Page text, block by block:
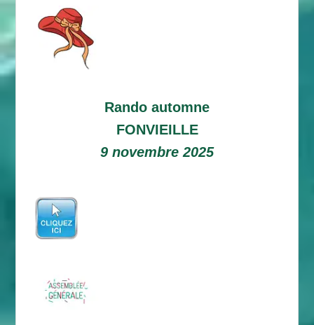
Rando automne
FONVIEILLE
9 novembre 2025